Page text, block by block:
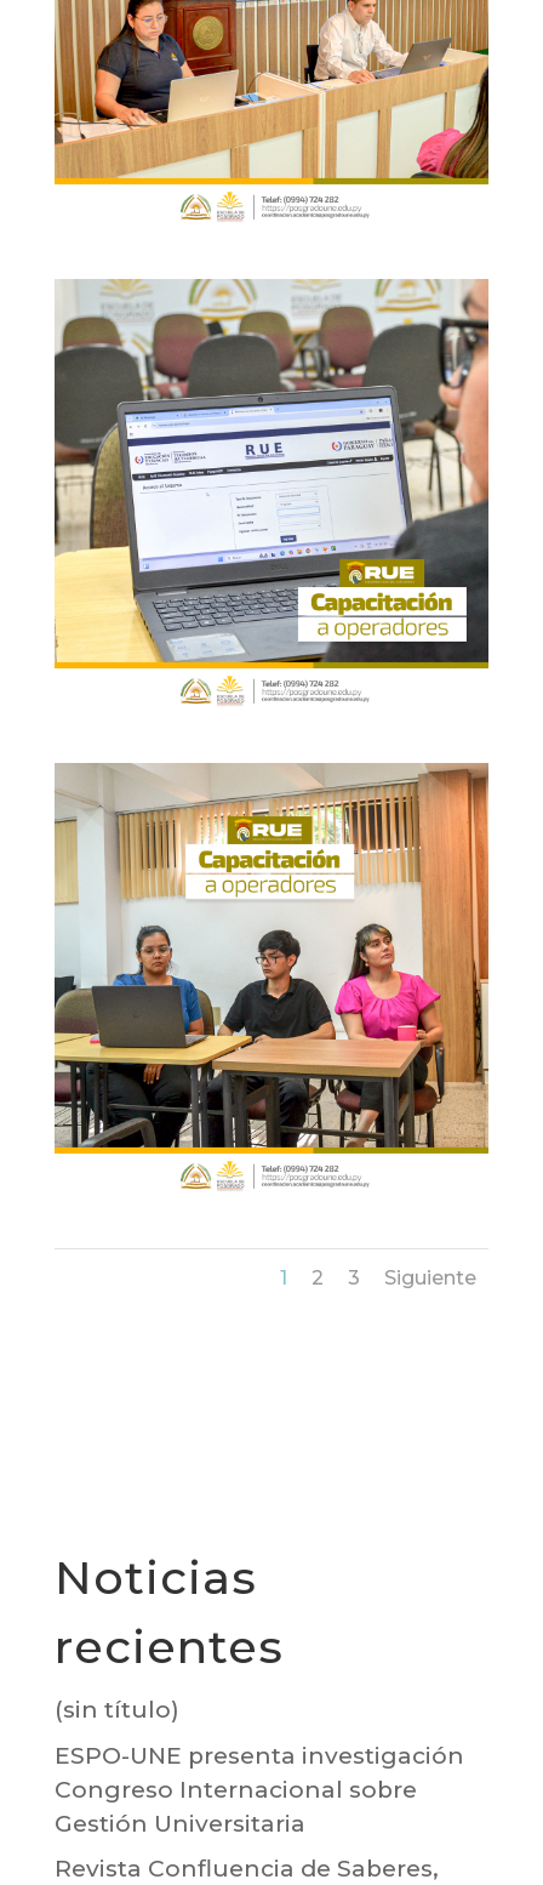
1 2 3 Siguiente
Noticias
recientes
(sin título)
ESPO-UNE presenta investigación
Congreso Internacional sobre
Gestión Universitaria
Revista Confluencia de Saberes,